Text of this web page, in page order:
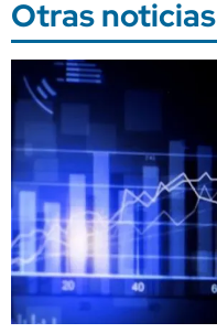
Otras noticias